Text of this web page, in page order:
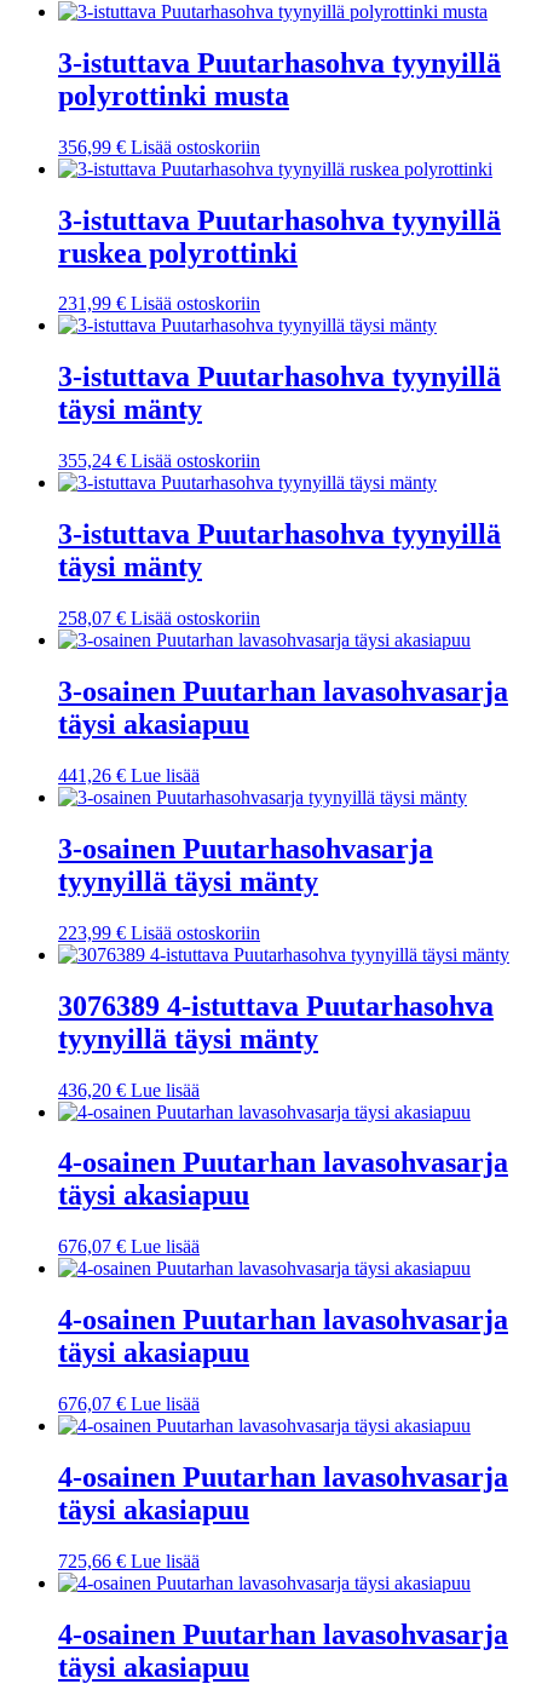
3-istuttava Puutarhasohva tyynyillä
polyrottinki musta
356,99 € Lisää ostoskoriin
3-istuttava Puutarhasohva tyynyillä
ruskea polyrottinki
231,99 € Lisää ostoskoriin
3-istuttava Puutarhasohva tyynyillä
täysi mänty
355,24 € Lisää ostoskoriin
3-istuttava Puutarhasohva tyynyillä
täysi mänty
258,07 € Lisää ostoskoriin
3-osainen Puutarhan lavasohvasarja
täysi akasiapuu
441,26 € Lue lisää
3-osainen Puutarhasohvasarja
tyynyillä täysi mänty
223,99 € Lisää ostoskoriin
3076389 4-istuttava Puutarhasohva
tyynyillä täysi mänty
436,20 € Lue lisää
4-osainen Puutarhan lavasohvasarja
täysi akasiapuu
676,07 € Lue lisää
4-osainen Puutarhan lavasohvasarja
täysi akasiapuu
676,07 € Lue lisää
4-osainen Puutarhan lavasohvasarja
täysi akasiapuu
725,66 € Lue lisää
4-osainen Puutarhan lavasohvasarja
täysi akasiapuu